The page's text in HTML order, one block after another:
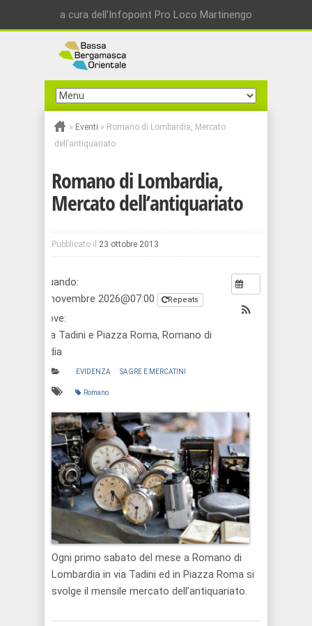
a cura dell'Infopoint Pro Loco Martinengo
» Eventi » Romano di Lombardia, Mercato
dell’antiquariato
Romano di Lombardia,
Mercato dell’antiquariato
Pubblicato il 23 ottobre 2013
Quando:
7 novembre 2026@07:00
Repeats
Dove:
Via Tadini e Piazza Roma, Romano di
L.dia
EVIDENZA SAGRE E MERCATINI
Romano
Ogni primo sabato del mese a Romano di
Lombardia in via Tadini ed in Piazza Roma si
svolge il mensile mercato dell’antiquariato.